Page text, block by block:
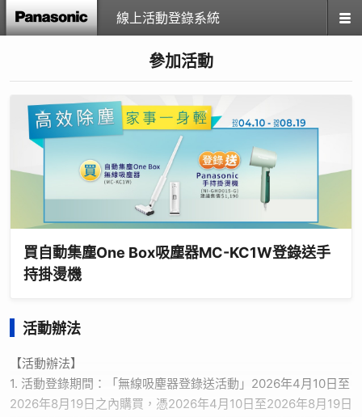
線上活動登錄系統
參加活動
買自動集塵One Box吸塵器MC-KC1W登錄送手
持掛燙機
活動辦法
【活動辦法】
1. 活動登錄期間：「無線吸塵器登錄送活動」2026年4月10日至
2026年8月19日之內購買，憑2026年4月10日至2026年8月19日